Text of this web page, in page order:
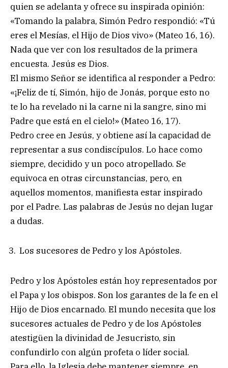
quien se adelanta y ofrece su inspirada opinión:
«Tomando la palabra, Simón Pedro respondió: «Tú
eres el Mesías, el Hijo de Dios vivo» (Mateo 16, 16).
Nada que ver con los resultados de la primera
encuesta. Jesús es Dios.
El mismo Señor se identifica al responder a Pedro:
«¡Feliz de tí, Simón, hijo de Jonás, porque esto no
te lo ha revelado ni la carne ni la sangre, sino mi
Padre que está en el cielo!» (Mateo 16, 17).
Pedro cree en Jesús, y obtiene así la capacidad de
representar a sus condiscípulos. Lo hace como
siempre, decidido y un poco atropellado. Se
equivoca en otras circunstancias, pero, en
aquellos momentos, manifiesta estar inspirado
por el Padre. Las palabras de Jesús no dejan lugar
a dudas.
Los sucesores de Pedro y los Apóstoles.
Pedro y los Apóstoles están hoy representados por
el Papa y los obispos. Son los garantes de la fe en el
Hijo de Dios encarnado. El mundo necesita que los
sucesores actuales de Pedro y de los Apóstoles
atestigüen la divinidad de Jesucristo, sin
confundirlo con algún profeta o líder social.